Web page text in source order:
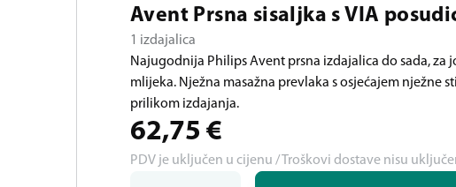
Avent Prsna sisaljka s VIA
1 izdajalica
Najugodnija Philips Avent prsna izdajalica do sada,
mlijeka. Nježna masažna prevlaka s osjećajem nježne
prilikom izdajanja.
62,75 €
PDV je uključen u cijenu / Troškovi dostave nisu